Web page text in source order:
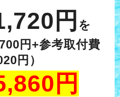
円 を
円+参考取付費
円）
円